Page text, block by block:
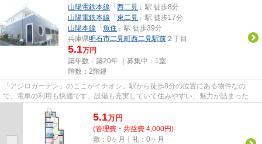
山陽電鉄本線 「 西二見 」駅 徒歩8分
山陽電鉄本線 「 東二見 」駅 徒歩17分
山陽本線 「 魚住 」駅 徒歩39分
兵庫県明石市二見町西二見駅前 ２丁目
5.1万円
築年数：築20年 ｜募集中： 1室
階数：2階建
「アジロガーデン」のここがイチオシ。駅から徒歩8分の位置にある物件なの
で、電車の利用も快適です。設備も充実していて住みやすい、魅力が詰まったア
パートです。賃貸住宅をお探しの...
5.1万円
(管理費・共益費 4,000円)
敷：0ヶ月｜礼：0ヶ月